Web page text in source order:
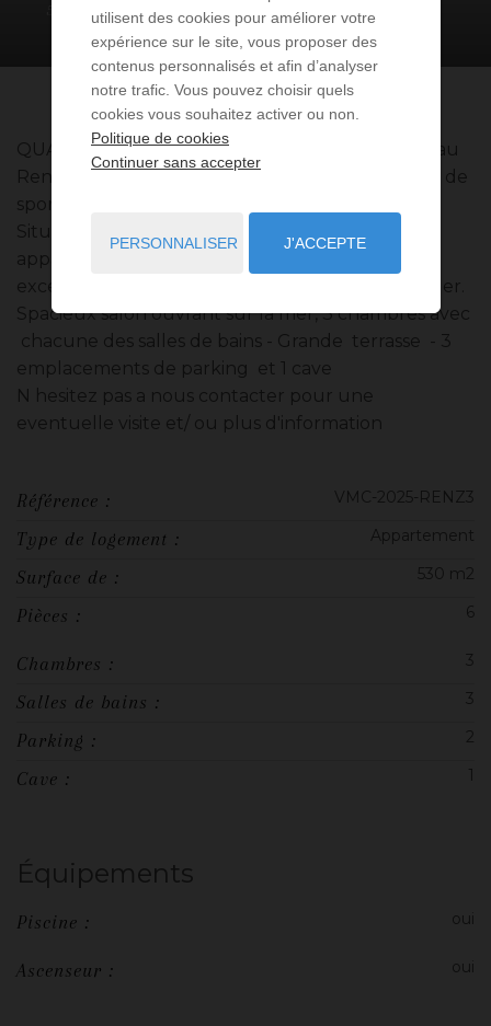
m² de surface
QUARTIER MARETERRA - Rare - Appartement au
Renzo dans résidence avec gardien, piscine, salle de
sport.
Situé dans le nouvel écoquartier de Mareterra,
appartement exceptionnel aux prestations
exceptionnelles offrant une vue unique sur la Mer.
Spacieux salon ouvrant sur la mer, 3 chambres avec
chacune des salles de bains - Grande terrasse - 3
emplacements de parking et 1 cave
N hesitez pas a nous contacter pour une
eventuelle visite et/ ou plus d'information
Référence : VMC-2025-RENZ3
Type de logement : Appartement
Surface de : 530 m2
Pièces : 6
Chambres : 3
Salles de bains : 3
Parking : 2
Cave : 1
Équipements
Piscine : oui
Ascenseur : oui
utilisent des cookies pour améliorer votre
expérience sur le site, vous proposer des
contenus personnalisés et afin d’analyser
notre trafic. Vous pouvez choisir quels
cookies vous souhaitez activer ou non.
Politique de cookies
Continuer sans accepter
PERSONNALISER J'ACCEPTE